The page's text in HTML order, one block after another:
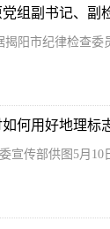
揭阳市纪律检查委
何用好地理标
宣传部供图5月10